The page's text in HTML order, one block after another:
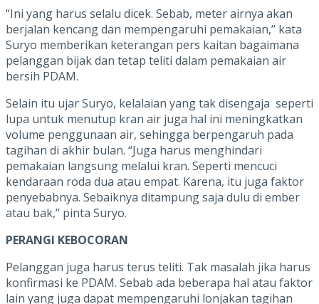
“Ini yang harus selalu dicek. Sebab, meter airnya akan
berjalan kencang dan mempengaruhi pemakaian,” kata
Suryo memberikan keterangan pers kaitan bagaimana
pelanggan bijak dan tetap teliti dalam pemakaian air
bersih PDAM.
Selain itu ujar Suryo, kelalaian yang tak disengaja seperti
lupa untuk menutup kran air juga hal ini meningkatkan
volume penggunaan air, sehingga berpengaruh pada
tagihan di akhir bulan. “Juga harus menghindari
pemakaian langsung melalui kran. Seperti mencuci
kendaraan roda dua atau empat. Karena, itu juga faktor
penyebabnya. Sebaiknya ditampung saja dulu di ember
atau bak,” pinta Suryo.
PERANGI KEBOCORAN
Pelanggan juga harus terus teliti. Tak masalah jika harus
konfirmasi ke PDAM. Sebab ada beberapa hal atau faktor
lain yang juga dapat mempengaruhi lonjakan tagihan